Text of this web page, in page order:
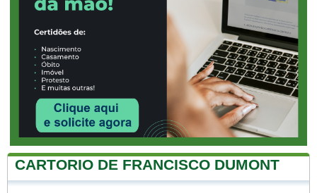
CARTORIO DE FRANCISCO DUMONT